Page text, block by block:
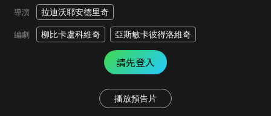
導演 拉迪沃耶安德里奇
編劇 柳比卡盧科維奇 亞斯敏卡彼得洛維奇
請先登入
播放預告片